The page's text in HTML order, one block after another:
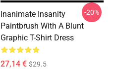
Inanimate Insanity
Paintbrush With A Blunt
Graphic T-Shirt Dress
27,14 € $29.5
-20%